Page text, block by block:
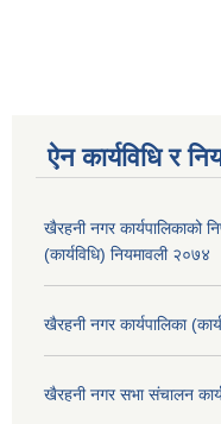
ऐन कार्यविधि र
खैरहनी नगर कार्यपालिकाको
(कार्यविधि) नियमावली २०७४
खैरहनी नगर कार्यपालिका
खैरहनी नगर सभा संचालन